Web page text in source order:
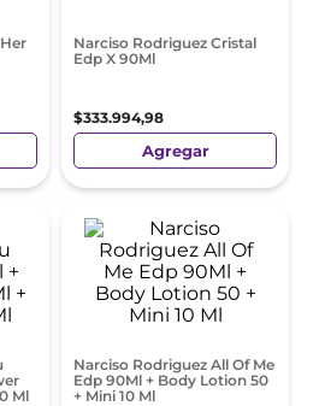
Narciso Rodriguez Cristal
Edp X 90Ml
$333.994,98
Agregar
Ml
Narciso Rodriguez All Of Me
Edp 90Ml + Body Lotion 50
+ Mini 10 Ml